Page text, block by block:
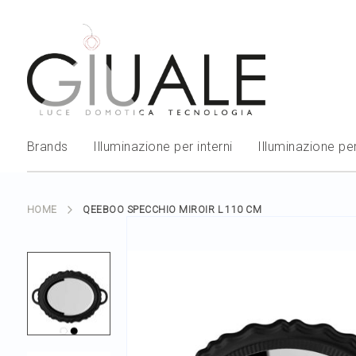
Brands Illuminazione per interni Illuminazione
HOME QEEBOO SPECCHIO MIROIR L 110 CM
the
of
the
images
gallery